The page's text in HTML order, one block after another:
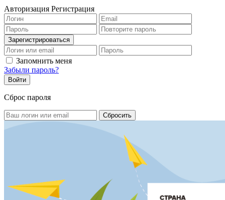
Авторизация Регистрация
Запомнить меня
Забыли пароль?
Сброс пароля